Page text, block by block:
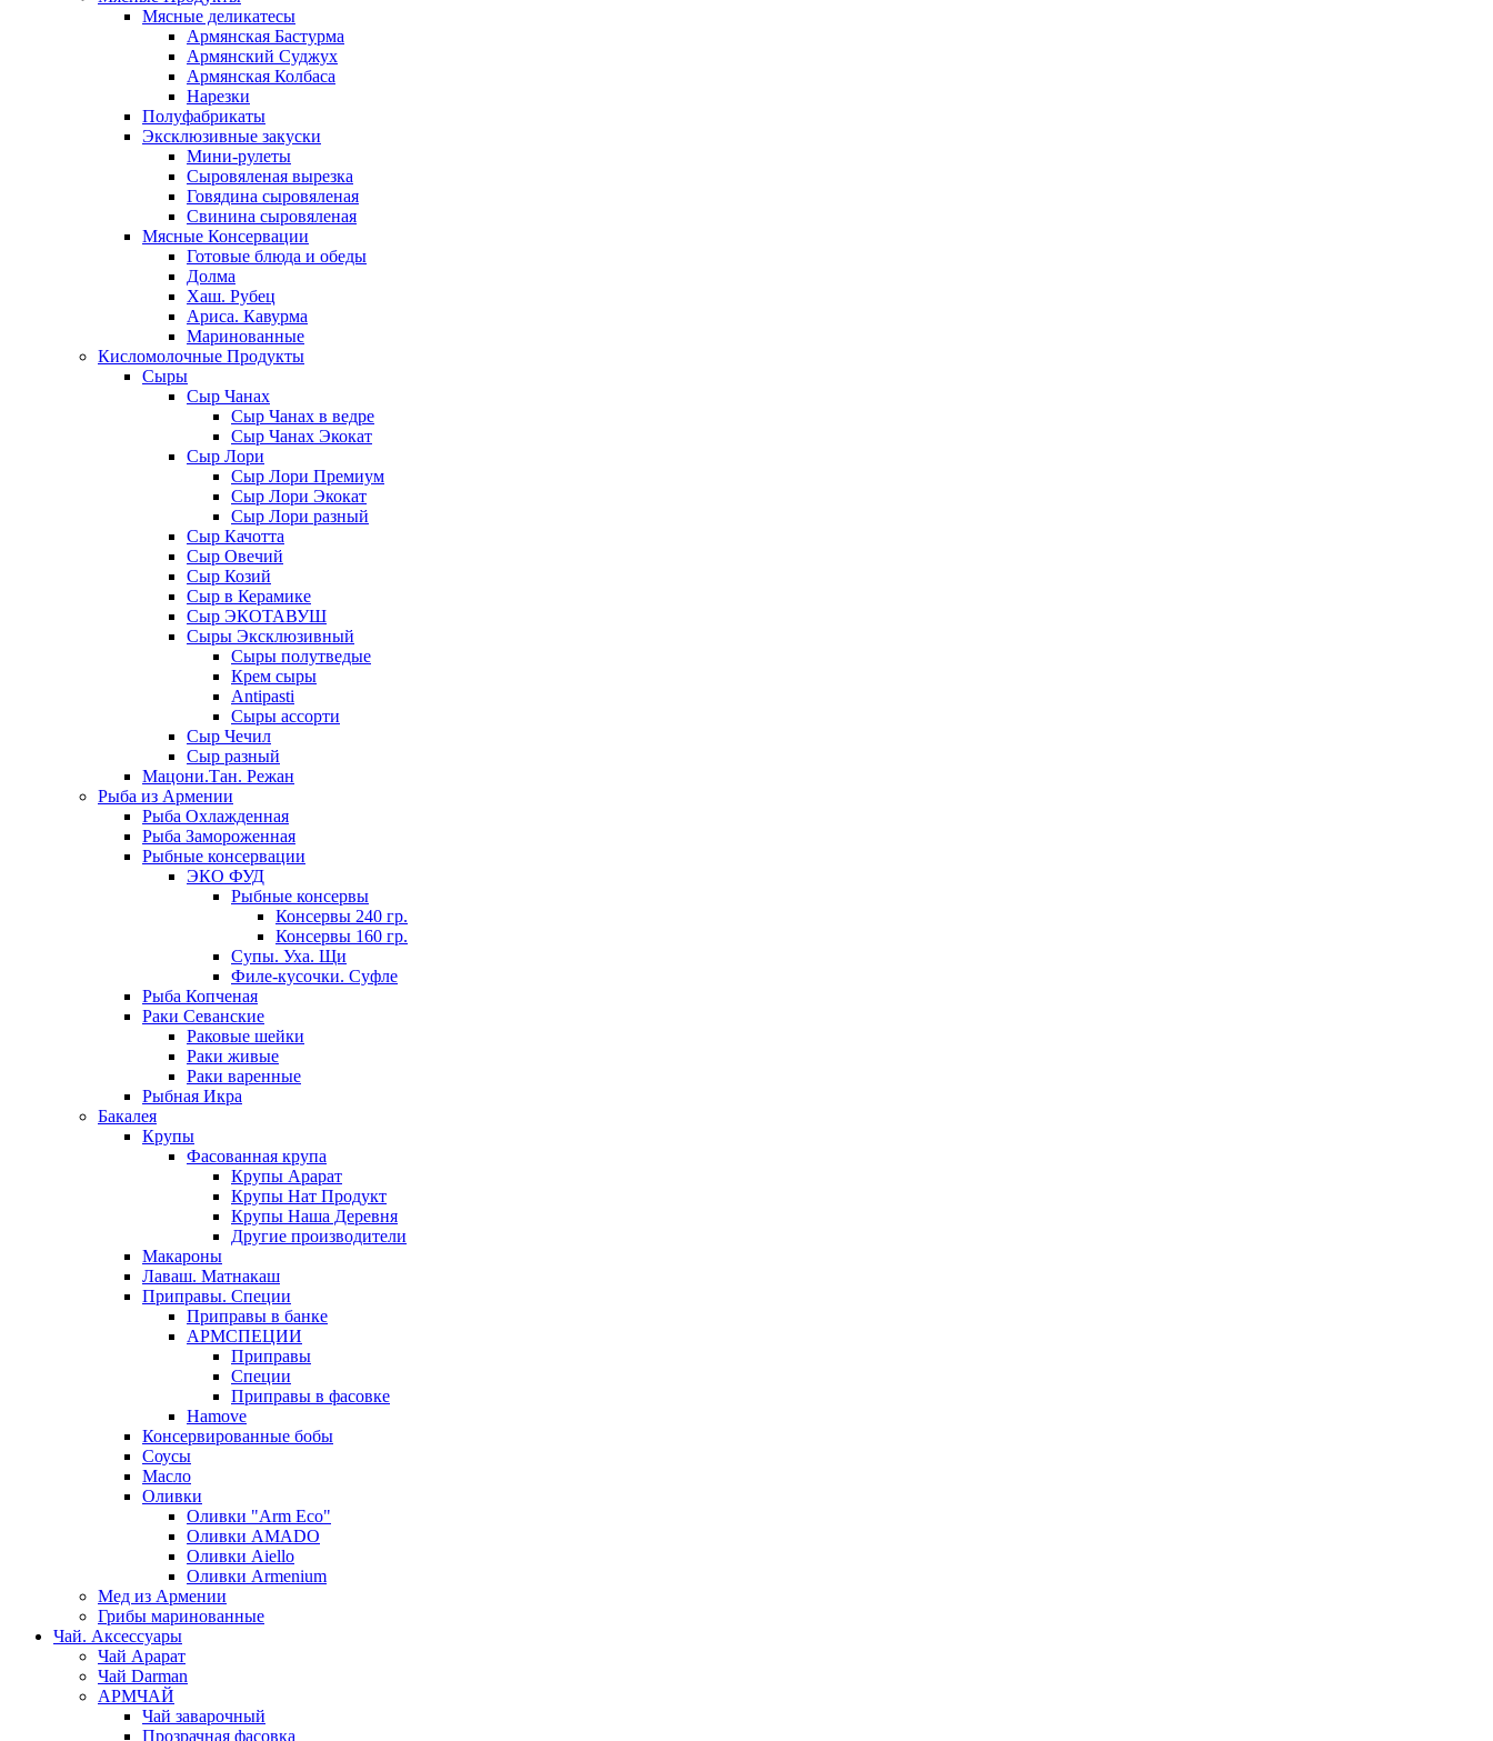
Мясные деликатесы
Армянская Бастурма
Армянский Суджух
Армянская Колбаса
Нарезки
Полуфабрикаты
Эксклюзивные закуски
Мини-рулеты
Сыровяленая вырезка
Говядина сыровяленая
Свинина сыровяленая
Мясные Консервации
Готовые блюда и обеды
Долма
Хаш. Рубец
Ариса. Кавурма
Маринованные
Кисломолочные Продукты
Сыры
Сыр Чанах
Сыр Чанах в ведре
Сыр Чанах Экокат
Сыр Лори
Сыр Лори Премиум
Сыр Лори Экокат
Сыр Лори разный
Сыр Качотта
Сыр Овечий
Сыр Козий
Сыр в Керамике
Сыр ЭКОТАВУШ
Сыры Эксклюзивный
Сыры полутведые
Крем сыры
Antipasti
Сыры ассорти
Сыр Чечил
Сыр разный
Мацони.Тан. Режан
Рыба из Армении
Рыба Охлажденная
Рыба Замороженная
Рыбные консервации
ЭКО ФУД
Рыбные консервы
Консервы 240 гр.
Консервы 160 гр.
Супы. Уха. Щи
Филе-кусочки. Суфле
Рыба Копченая
Раки Севанские
Раковые шейки
Раки живые
Раки варенные
Рыбная Икра
Бакалея
Крупы
Фасованная крупа
Крупы Арарат
Крупы Нат Продукт
Крупы Наша Деревня
Другие производители
Макароны
Лаваш. Матнакаш
Приправы. Специи
Приправы в банке
АРМСПЕЦИИ
Приправы
Специи
Приправы в фасовке
Hamove
Консервированные бобы
Соусы
Масло
Оливки
Оливки "Arm Eco"
Оливки AMADO
Оливки Aiello
Оливки Armenium
Мед из Армении
Грибы маринованные
Чай. Аксессуары
Чай Арарат
Чай Darman
АРМЧАЙ
Чай заварочный
Прозрачная фасовка